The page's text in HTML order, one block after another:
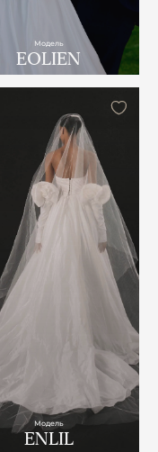
Модель
EOLIEN
Модель
ENLIL